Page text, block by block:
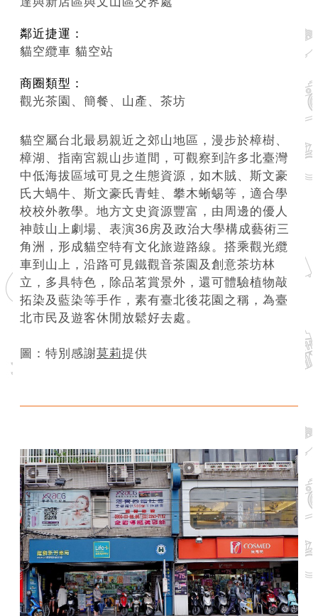
系
政
府
網
資
料
開
放
宣
告
隱
私
權
及
站
安
政
服
務
電
話
資
訊
鄰近捷運：
貓空纜車 貓空站
商圈類型：
觀光茶園、簡餐、山產、茶坊
貓空屬台北最易親近之郊山地區，漫步於樟樹、
樟湖、指南宮親山步道間，可觀察到許多北臺灣
中低海拔區域可見之生態資源，如木賊、斯文豪
氏大蝸牛、斯文豪氏青蛙、攀木蜥蜴等，適合學
校校外教學。地方文史資源豐富，由周邊的優人
神鼓山上劇場、表演36房及政治大學構成藝術三
角洲，形成貓空特有文化旅遊路線。搭乘觀光纜
車到山上，沿路可見鐵觀音茶園及創意茶坊林
立，多具特色，除品茗賞景外，還可體驗植物敲
拓染及藍染等手作，素有臺北後花園之稱，為臺
北市民及遊客休閒放鬆好去處。
圖：特別感謝莫莉提供